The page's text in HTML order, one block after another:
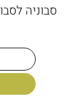
סבוניה